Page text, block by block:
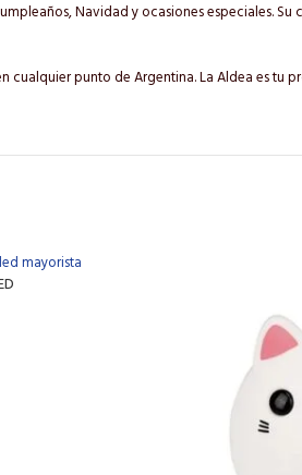
Navidad y ocasiones especiales.
punto de Argentina. La Aldea es tu